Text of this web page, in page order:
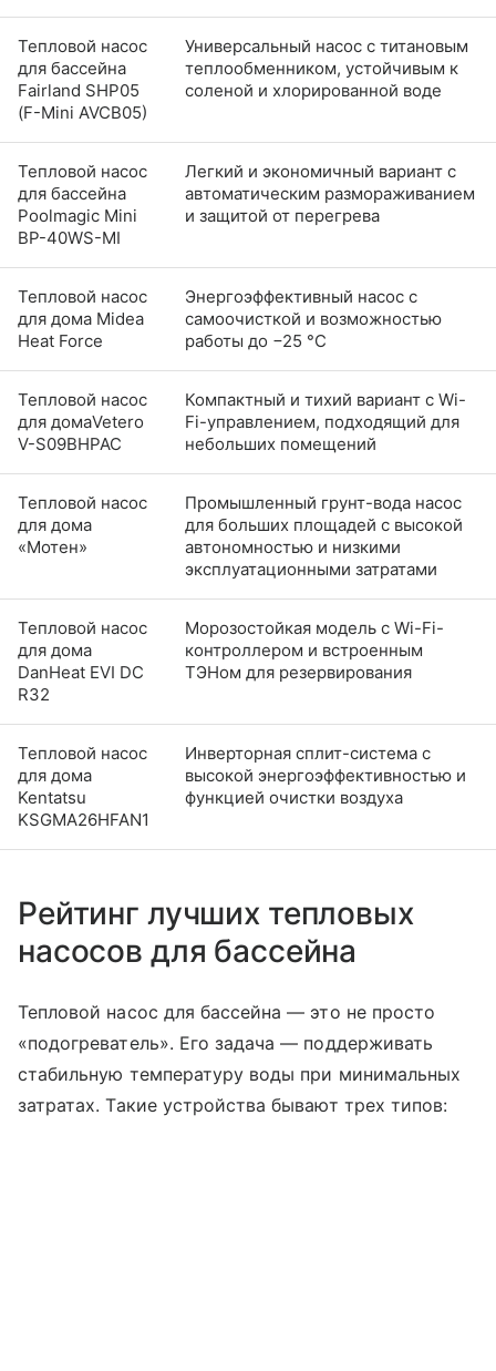
Тепловой насос
для бассейна
Fairland SHP05
(F-Mini AVCB05)
Универсальный насос с титановым
теплообменником, устойчивым к
соленой и хлорированной воде
Тепловой насос
для бассейна
Poolmagic Mini
BP-40WS-MI
Легкий и экономичный вариант с
автоматическим размораживанием
и защитой от перегрева
Тепловой насос
для дома Midea
Heat Force
Энергоэффективный насос с
самоочисткой и возможностью
работы до −25 °C
Тепловой насос
для домаVetero
V-S09BHPAC
Компактный и тихий вариант с Wi-
Fi-управлением, подходящий для
небольших помещений
Тепловой насос
для дома
«Мотен»
Промышленный грунт-вода насос
для больших площадей с высокой
автономностью и низкими
эксплуатационными затратами
Тепловой насос
для дома
DanHeat EVI DC
R32
Морозостойкая модель с Wi-Fi-
контроллером и встроенным
ТЭНом для резервирования
Тепловой насос
для дома
Kentatsu
KSGMA26HFAN1
Инверторная сплит-система с
высокой энергоэффективностью и
функцией очистки воздуха
Рейтинг лучших тепловых
насосов для бассейна
Тепловой насос для бассейна — это не просто
«подогреватель». Его задача — поддерживать
стабильную температуру воды при минимальных
затратах. Такие устройства бывают трех типов: